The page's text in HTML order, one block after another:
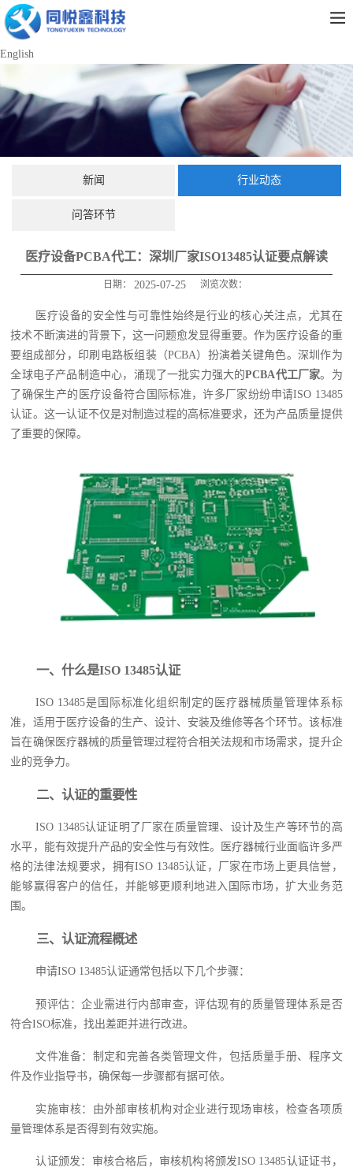
English
新闻 行业动态
问答环节
医疗设备PCBA代工：深圳厂家ISO13485认证要点解读
日期： 2025-07-25 浏览次数：
医疗设备的安全性与可靠性始终是行业的核心关注点，尤其在
技术不断演进的背景下，这一问题愈发显得重要。作为医疗设备的重
要组成部分，印刷电路板组装（PCBA）扮演着关键角色。深圳作为
全球电子产品制造中心，涌现了一批实力强大的PCBA代工厂家。为
了确保生产的医疗设备符合国际标准，许多厂家纷纷申请ISO 13485
认证。这一认证不仅是对制造过程的高标准要求，还为产品质量提供
了重要的保障。
一、什么是ISO 13485认证
ISO 13485是国际标准化组织制定的医疗器械质量管理体系标
准，适用于医疗设备的生产、设计、安装及维修等各个环节。该标准
旨在确保医疗器械的质量管理过程符合相关法规和市场需求，提升企
业的竞争力。
二、认证的重要性
ISO 13485认证证明了厂家在质量管理、设计及生产等环节的高
水平，能有效提升产品的安全性与有效性。医疗器械行业面临许多严
格的法律法规要求，拥有ISO 13485认证，厂家在市场上更具信誉，
能够赢得客户的信任，并能够更顺利地进入国际市场，扩大业务范
围。
三、认证流程概述
申请ISO 13485认证通常包括以下几个步骤：
预评估：企业需进行内部审查，评估现有的质量管理体系是否
符合ISO标准，找出差距并进行改进。
文件准备：制定和完善各类管理文件，包括质量手册、程序文
件及作业指导书，确保每一步骤都有据可依。
实施审核：由外部审核机构对企业进行现场审核，检查各项质
量管理体系是否得到有效实施。
认证颁发：审核合格后，审核机构将颁发ISO 13485认证证书，